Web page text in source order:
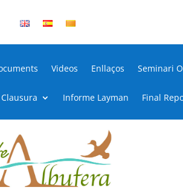
Videos Enllaços Seminari
Clausura Informe Layman Final